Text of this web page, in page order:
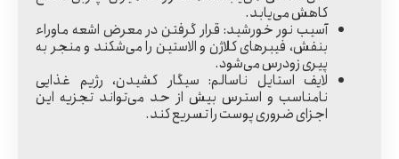
کاهش می‌یابد.
آسیب نور خورشید: قرار گرفتن در معرض اشعه ماوراء
بنفش، فیبرهای کلاژن و الاستین را می‌شکند و منجر به
پیری زودرس می‌شود.
لایف استایل ناسالم: سیگار کشیدن، رژیم غذایی
نامناسب و استرس بیش از حد می‌تواند تجزیه این
اجزای ضروری پوست را تسریع کند.